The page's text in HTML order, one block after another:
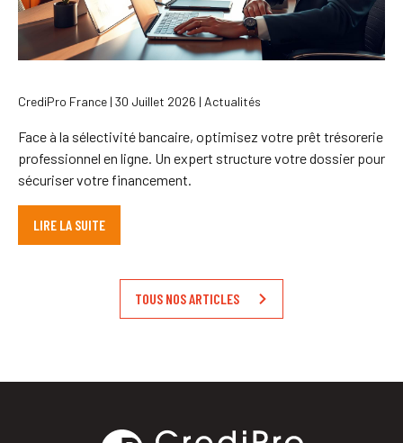
CrediPro France | 30 Juillet 2026 | Actualités
Face à la sélectivité bancaire, optimisez votre prêt trésorerie
professionnel en ligne. Un expert structure votre dossier pour
sécuriser votre financement.
LIRE LA SUITE
TOUS NOS ARTICLES